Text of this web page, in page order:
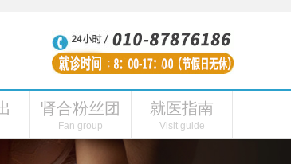
肾虚的表现 肾阳虚症状 肾阳虚怎么引起的
肾合内刊 肾合头条 肾合视频
肾合粉丝团
Fan group
连线主播 粉丝福利
就医指南
Visit guide